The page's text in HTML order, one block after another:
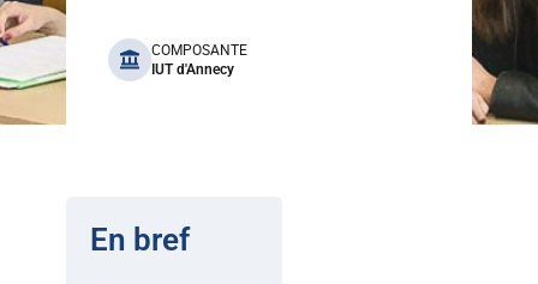
benefits
COMPOSANTE
IUT d'Annecy
En bref